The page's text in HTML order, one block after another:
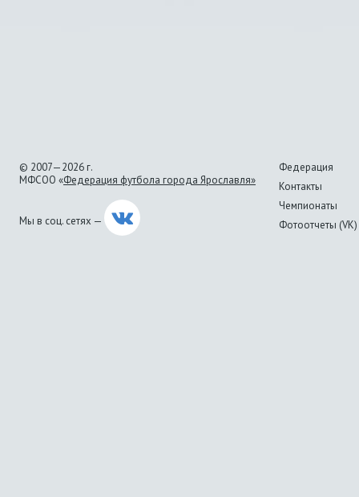
© 2007—2026 г.
МФСОО «Федерация футбола города Ярославля»
Мы в соц. сетях —
Федерация
Контакты
Чемпионаты
Фотоотчеты (VK)